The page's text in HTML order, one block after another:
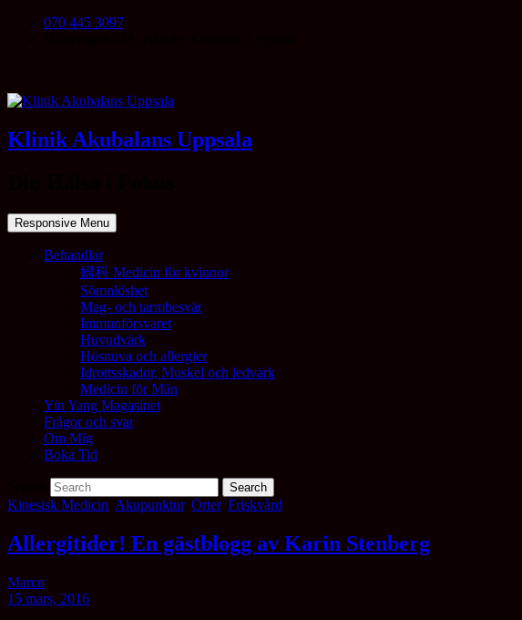
070 445 3097
Klinik Akubalans Uppsala
Responsive Menu
Behandlar
婦科 Medicin för kvinnor
Sömnlöshet
Mag- och tarmbesvär
Immunförsvaret
Huvudvärk
Hösnuva och allergier
Idrottsskador, Muskel och ledvärk
Medicin för Män
Yin Yang Magasinet
Frågor och svar
Om Mig
Boka Tid
Kinesisk Medicin Akupunktur, Örter, Friskvård
Allergitider! En gästblogg av Karin Stenberg
Marco
15 mars, 2016